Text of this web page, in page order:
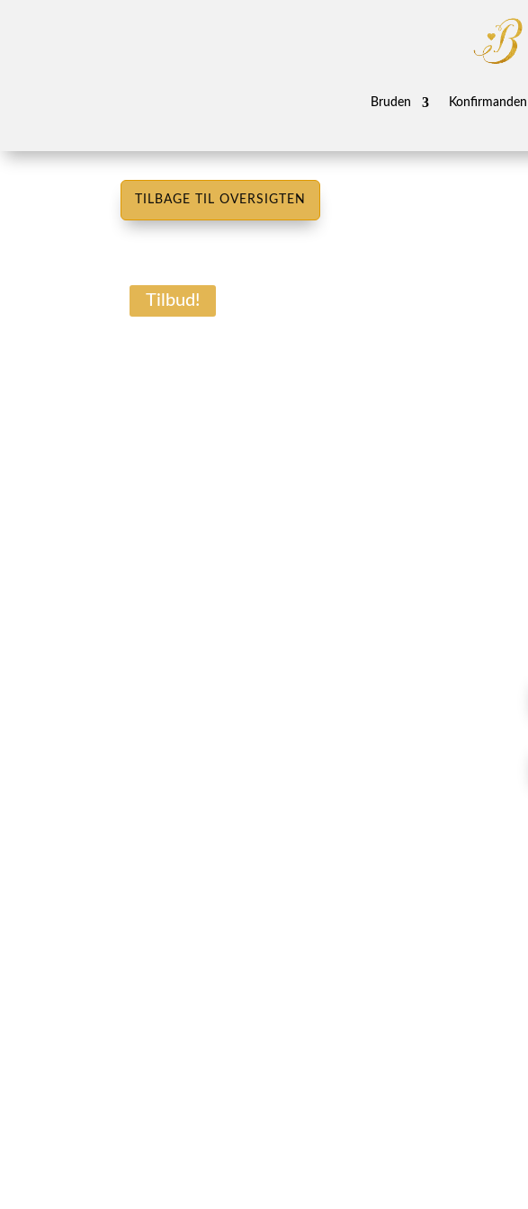
Bruden Konfirmanden
TILBAGE TIL OVERSIGTEN
Tilbud!